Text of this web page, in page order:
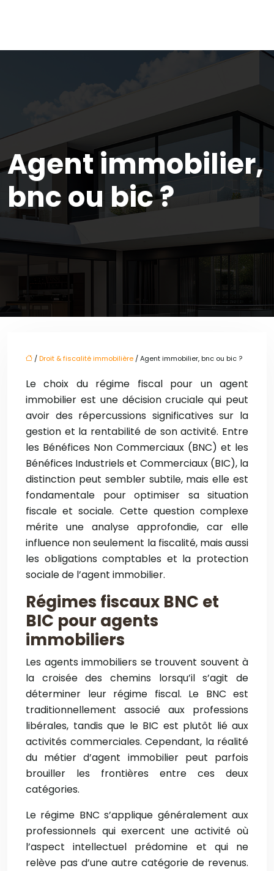
Agent immobilier,
bnc ou bic ?
/Droit & fiscalité immobilière / Agent immobilier, bnc ou bic ?
Le choix du régime fiscal pour un agent
immobilier est une décision cruciale qui peut
avoir des répercussions significatives sur la
gestion et la rentabilité de son activité. Entre
les Bénéfices Non Commerciaux (BNC) et les
Bénéfices Industriels et Commerciaux (BIC), la
distinction peut sembler subtile, mais elle est
fondamentale pour optimiser sa situation
fiscale et sociale. Cette question complexe
mérite une analyse approfondie, car elle
influence non seulement la fiscalité, mais aussi
les obligations comptables et la protection
sociale de l’agent immobilier.
Régimes fiscaux BNC et
BIC pour agents
immobiliers
Les agents immobiliers se trouvent souvent à
la croisée des chemins lorsqu’il s’agit de
déterminer leur régime fiscal. Le BNC est
traditionnellement associé aux professions
libérales, tandis que le BIC est plutôt lié aux
activités commerciales. Cependant, la réalité
du métier d’agent immobilier peut parfois
brouiller les frontières entre ces deux
catégories.
Le régime BNC s’applique généralement aux
professionnels qui exercent une activité où
l’aspect intellectuel prédomine et qui ne
relève pas d’une autre catégorie de revenus.